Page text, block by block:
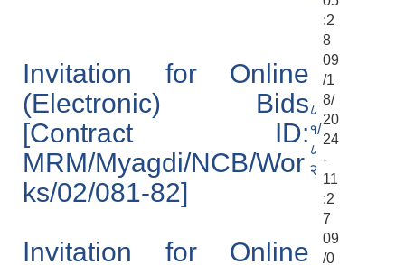
:2
8
Invitation for Online
(Electronic) Bids
[Contract ID:
MRM/Myagdi/NCB/Wor
ks/02/081-82]
८
१/
८
२
09
/1
8/
20
24
-
11
:2
7
Invitation for Online
09
/0